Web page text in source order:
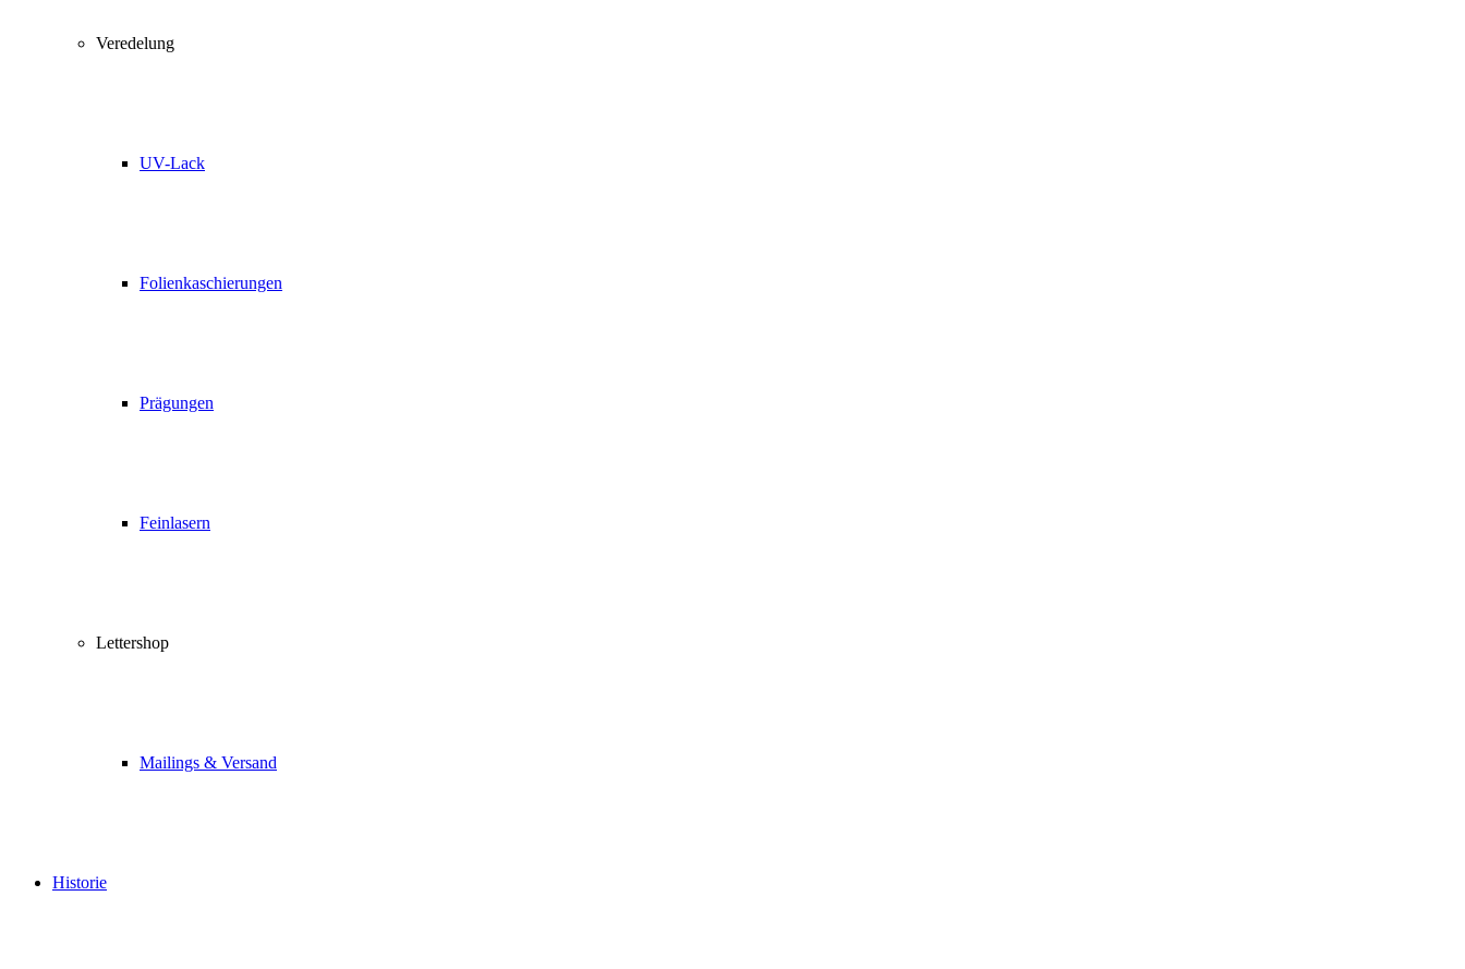
Veredelung
UV-Lack
Folienkaschierungen
Prägungen
Feinlasern
Lettershop
Mailings & Versand
Historie